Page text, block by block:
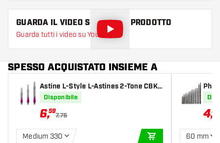
GUARDA IL VIDEO SU QUESTO PRODOTTO
Guarda tutti i video su YouTube
SPESSO ACQUISTATO INSIEME A
Astine L-Style L-Astines 2-Tone CBK
Pink
Disponibile
6,59
7,75
Medium 330
ints
4,52
60 mm